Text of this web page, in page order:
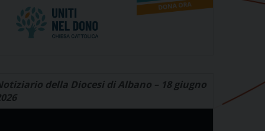
della Diocesi di Albano – 18 giugno